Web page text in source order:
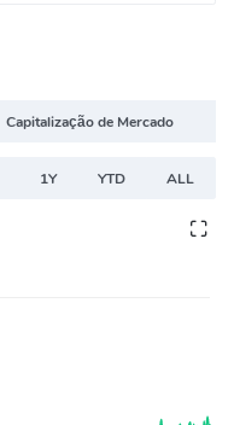
Capitalização de Mercado
1Y YTD ALL